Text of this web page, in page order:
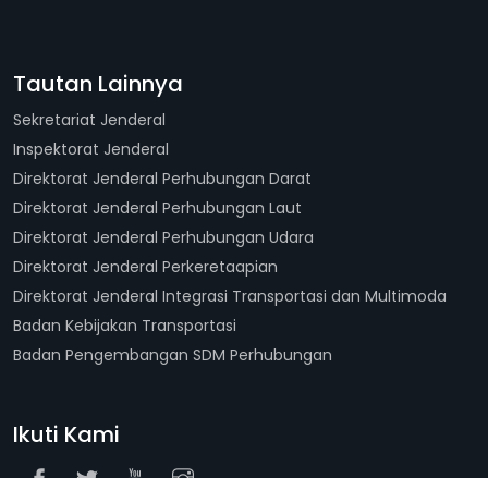
Tautan Lainnya
Sekretariat Jenderal
Inspektorat Jenderal
Direktorat Jenderal Perhubungan Darat
Direktorat Jenderal Perhubungan Laut
Direktorat Jenderal Perhubungan Udara
Direktorat Jenderal Perkeretaapian
Direktorat Jenderal Integrasi Transportasi dan Multimoda
Badan Kebijakan Transportasi
Badan Pengembangan SDM Perhubungan
Ikuti Kami